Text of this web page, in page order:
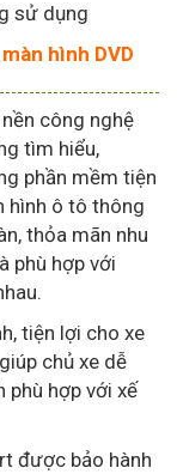
sử dụng
hình DVD
công nghệ
tìm hiểu,
phần mềm tiện
hình ô tô thông
thỏa mãn nhu
phù hợp với
tiện lợi cho xe
chủ xe dễ
phù hợp với xế
được bảo hành